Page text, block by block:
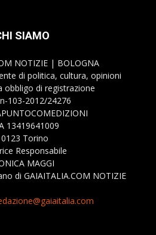
SIAMO
NOTIZIE | BOLOGNA
di politica, cultura, opinioni
obbligo di registrazione
103-2012/24276
13419641009
Torino
Responsabile
MAGGI
di GAIAITALIA.COM NOTIZIE